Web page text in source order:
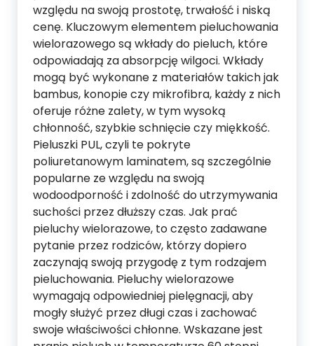
względu na swoją prostotę, trwałość i niską
cenę. Kluczowym elementem pieluchowania
wielorazowego są wkłady do pieluch, które
odpowiadają za absorpcję wilgoci. Wkłady
mogą być wykonane z materiałów takich jak
bambus, konopie czy mikrofibra, każdy z nich
oferuje różne zalety, w tym wysoką
chłonność, szybkie schnięcie czy miękkość.
Pieluszki PUL, czyli te pokryte
poliuretanowym laminatem, są szczególnie
popularne ze względu na swoją
wodoodporność i zdolność do utrzymywania
suchości przez dłuższy czas. Jak prać
pieluchy wielorazowe, to często zadawane
pytanie przez rodziców, którzy dopiero
zaczynają swoją przygodę z tym rodzajem
pieluchowania. Pieluchy wielorazowe
wymagają odpowiedniej pielęgnacji, aby
mogły służyć przez długi czas i zachować
swoje właściwości chłonne. Wskazane jest